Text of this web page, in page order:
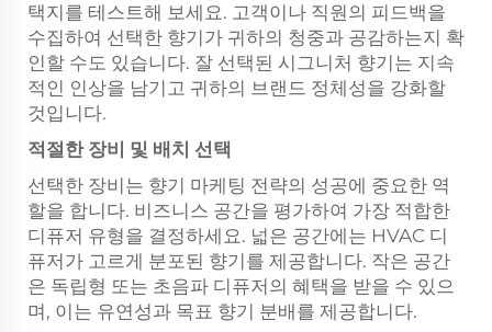
택지를 테스트해 보세요. 고객이나 직원의 피드백을
수집하여 선택한 향기가 귀하의 청중과 공감하는지 확
인할 수도 있습니다. 잘 선택된 시그니처 향기는 지속
적인 인상을 남기고 귀하의 브랜드 정체성을 강화할
것입니다.
적절한 장비 및 배치 선택
선택한 장비는 향기 마케팅 전략의 성공에 중요한 역
할을 합니다. 비즈니스 공간을 평가하여 가장 적합한
디퓨저 유형을 결정하세요. 넓은 공간에는 HVAC 디
퓨저가 고르게 분포된 향기를 제공합니다. 작은 공간
은 독립형 또는 초음파 디퓨저의 혜택을 받을 수 있으
며, 이는 유연성과 목표 향기 분배를 제공합니다.